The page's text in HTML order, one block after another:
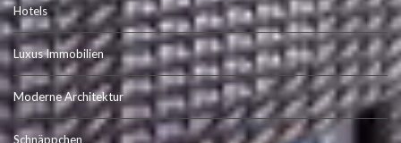
Hotels
Luxus Immobilien
Moderne Architektur
Schnäppchen